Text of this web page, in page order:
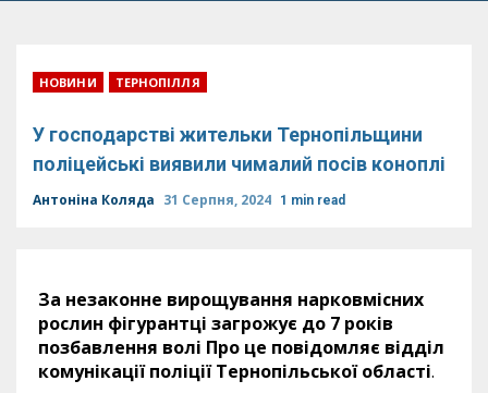
НОВИНИ ТЕРНОПІЛЛЯ
У господарстві жительки Тернопільщини
поліцейські виявили чималий посів коноплі
Антоніна Коляда 31 Серпня, 2024 1 min read
За незаконне вирощування нарковмісних
рослин фігурантці загрожує до 7 років
позбавлення волі Про це повідомляє відділ
комунікації поліції Тернопільської області.